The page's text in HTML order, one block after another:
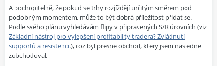
A pochopitelně, že pokud se trhy rozjíždějí určitým směrem pod
podobným momentem, může to být dobrá příležitost přidat se.
Podle svého plánu vyhledávám flipy v připravených S/R úrovních (viz
Základní nástroj pro vylepšení profitability tradera? Zvládnutí
supportů a resistencí.), což byl přesně obchod, který jsem následně
zobchodoval.